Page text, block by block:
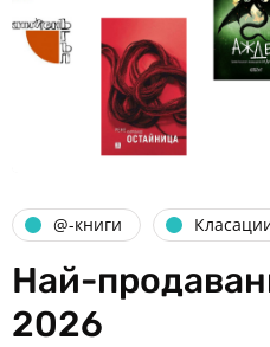
@-книги
Най-
2026